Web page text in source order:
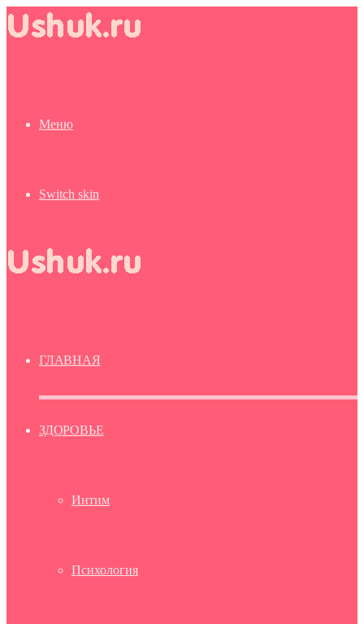
Меню
Switch skin
ГЛАВНАЯ
ЗДОРОВЬЕ
Интим
Психология